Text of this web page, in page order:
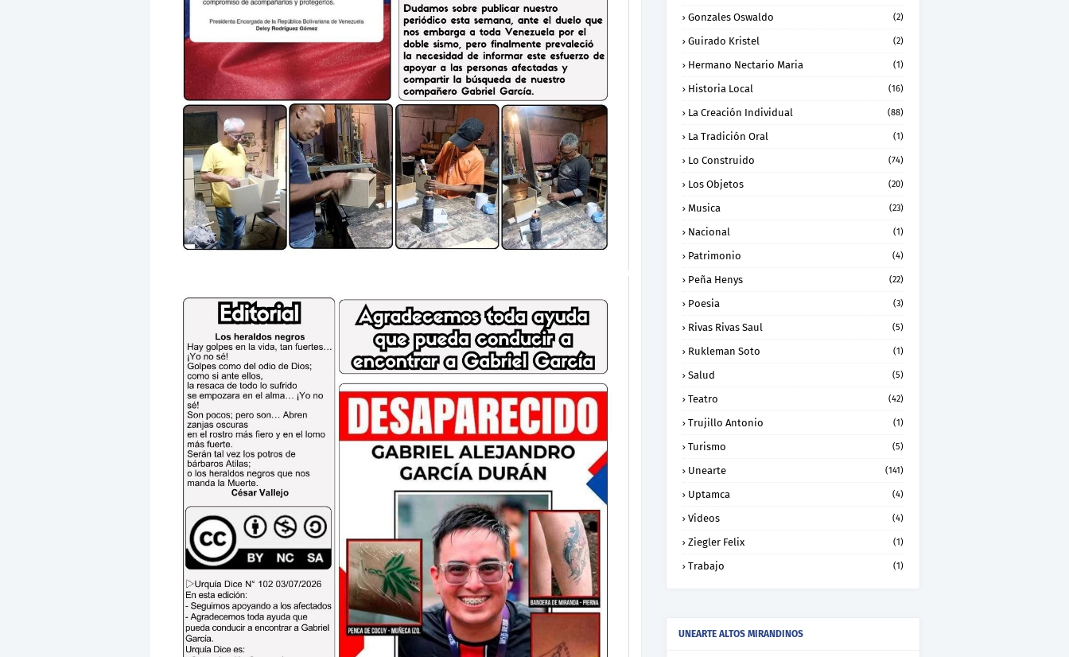
Gonzales Oswaldo (2)
Guirado Kristel (2)
Hermano Nectario Maria (1)
Historia Local (16)
La Creación Individual (88)
La Tradición Oral (1)
Lo Construido (74)
Los Objetos (20)
Musica (23)
Nacional (1)
Patrimonio (4)
Peña Henys (22)
Poesia (3)
Rivas Rivas Saul (5)
Rukleman Soto (1)
Salud (5)
Teatro (42)
Trujillo Antonio (1)
Turismo (5)
Unearte (141)
Uptamca (4)
Videos (4)
Ziegler Felix (1)
Trabajo (1)
UNEARTE ALTOS MIRANDINOS